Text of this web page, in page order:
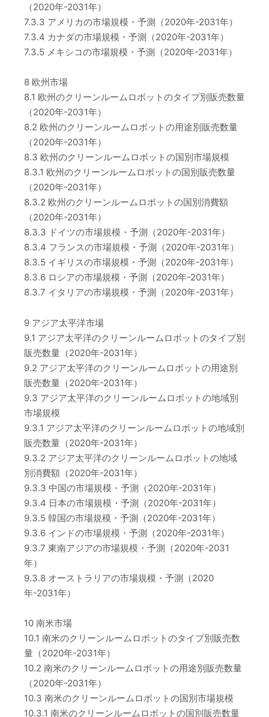
（2020年-2031年）
7.3.3 アメリカの市場規模・予測（2020年-2031年）
7.3.4 カナダの市場規模・予測（2020年-2031年）
7.3.5 メキシコの市場規模・予測（2020年-2031年）
8 欧州市場
8.1 欧州のクリーンルームロボットのタイプ別販売数量
（2020年-2031年）
8.2 欧州のクリーンルームロボットの用途別販売数量
（2020年-2031年）
8.3 欧州のクリーンルームロボットの国別市場規模
8.3.1 欧州のクリーンルームロボットの国別販売数量
（2020年-2031年）
8.3.2 欧州のクリーンルームロボットの国別消費額
（2020年-2031年）
8.3.3 ドイツの市場規模・予測（2020年-2031年）
8.3.4 フランスの市場規模・予測（2020年-2031年）
8.3.5 イギリスの市場規模・予測（2020年-2031年）
8.3.6 ロシアの市場規模・予測（2020年-2031年）
8.3.7 イタリアの市場規模・予測（2020年-2031年）
9 アジア太平洋市場
9.1 アジア太平洋のクリーンルームロボットのタイプ別
販売数量（2020年-2031年）
9.2 アジア太平洋のクリーンルームロボットの用途別
販売数量（2020年-2031年）
9.3 アジア太平洋のクリーンルームロボットの地域別
市場規模
9.3.1 アジア太平洋のクリーンルームロボットの地域別
販売数量（2020年-2031年）
9.3.2 アジア太平洋のクリーンルームロボットの地域
別消費額（2020年-2031年）
9.3.3 中国の市場規模・予測（2020年-2031年）
9.3.4 日本の市場規模・予測（2020年-2031年）
9.3.5 韓国の市場規模・予測（2020年-2031年）
9.3.6 インドの市場規模・予測（2020年-2031年）
9.3.7 東南アジアの市場規模・予測（2020年-2031
年）
9.3.8 オーストラリアの市場規模・予測（2020
年-2031年）
10 南米市場
10.1 南米のクリーンルームロボットのタイプ別販売数
量（2020年-2031年）
10.2 南米のクリーンルームロボットの用途別販売数量
（2020年-2031年）
10.3 南米のクリーンルームロボットの国別市場規模
10.3.1 南米のクリーンルームロボットの国別販売数量